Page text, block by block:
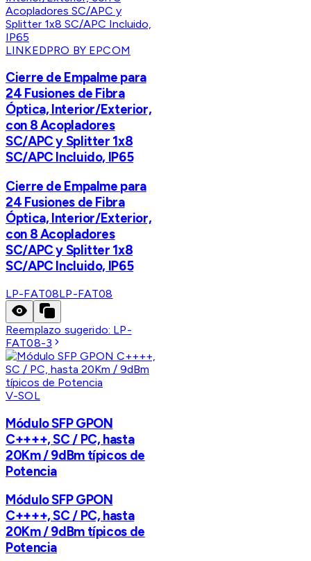
LINKEDPRO BY EPCOM
Cierre de Empalme para
24 Fusiones de Fibra
Óptica, Interior/Exterior,
con 8 Acopladores
SC/APC y Splitter 1x8
SC/APC Incluido, IP65
Cierre de Empalme para
24 Fusiones de Fibra
Óptica, Interior/Exterior,
con 8 Acopladores
SC/APC y Splitter 1x8
SC/APC Incluido, IP65
LP-FAT08LP-FAT08
Reemplazo sugerido: LP-
FAT08-3
V-SOL
Módulo SFP GPON
C++++, SC / PC, hasta
20Km / 9dBm típicos de
Potencia
Módulo SFP GPON
C++++, SC / PC, hasta
20Km / 9dBm típicos de
Potencia